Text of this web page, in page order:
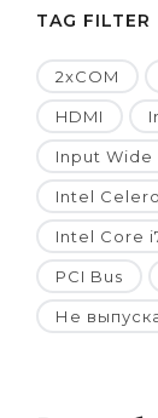
TAG FILTER
2xCOM
HDMI
Input Wide
Intel
Intel Core
PCI Bus
Не